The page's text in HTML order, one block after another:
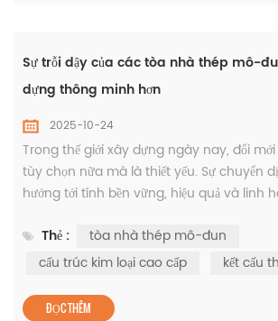
Sự trỗi dậy của các tòa nhà thép mô-
dựng thông minh hơn
2025-10-24
Trong thế giới xây dựng ngày nay, đổi
tùy chọn nữa mà là thiết yếu. Sự chuyển
hướng tới tính bền vững, hiệu quả và linh
xác với lắp ráp nhanh chóng. Những công
xây dựng từ các cấu kiện đúc sẵn và hệ
ng...
Thẻ :
tòa nhà thép mô-đun
cấu trúc kim loại cao cấp
kết cấu
ĐỌC THÊM